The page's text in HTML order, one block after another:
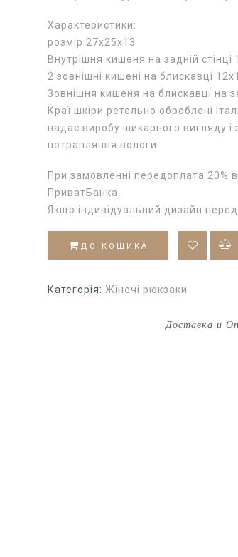
Характеристики:
розмір 27x25x13
Внутрішня кишеня на задній стінці
2 зовнішні кишені на блискавці
Зовнішня кишеня на блискавці на
Краї шкіри ретельно оброблені
надає виробу шикарного вигляду і
потрапляння вологи.
При замовленні передоплата 20%
ПриватБанка.
Якщо індивідуальний дизайн
ДО КОШИКА
Категорія:Жіночі рюкзаки
Доставка и